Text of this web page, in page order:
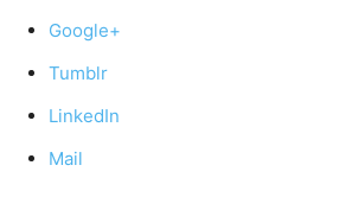
Google+
Tumblr
LinkedIn
Mail